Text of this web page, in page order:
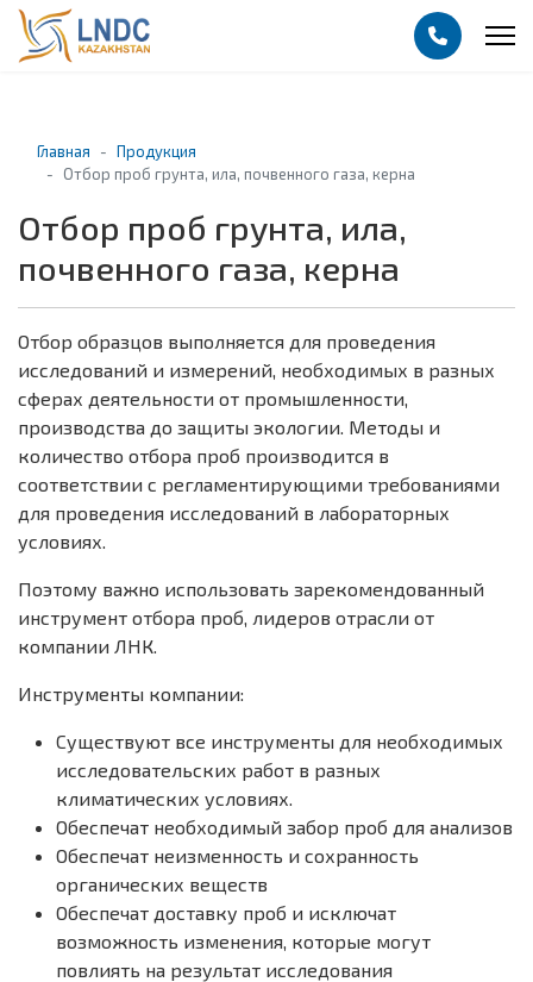
Главная
Продукция
Отбор проб грунта, ила, почвенного газа, керна
Отбор проб грунта, ила,
почвенного газа, керна
Отбор образцов выполняется для проведения
исследований и измерений, необходимых в разных
сферах деятельности от промышленности,
производства до защиты экологии. Методы и
количество отбора проб производится в
соответствии с регламентирующими требованиями
для проведения исследований в лабораторных
условиях.
Поэтому важно использовать зарекомендованный
инструмент отбора проб, лидеров отрасли от
компании ЛНК.
Инструменты компании:
Существуют все инструменты для необходимых
исследовательских работ в разных
климатических условиях.
Обеспечат необходимый забор проб для анализов
Обеспечат неизменность и сохранность
органических веществ
Обеспечат доставку проб и исключат
возможность изменения, которые могут
повлиять на результат исследования